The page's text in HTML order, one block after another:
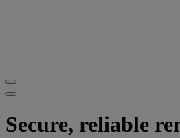
Secure, reliable